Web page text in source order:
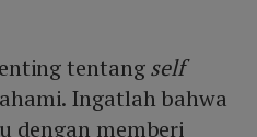
tentangself
Ingatlah bahwa
dengan memberi